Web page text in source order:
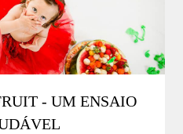
- UM ENSAIO